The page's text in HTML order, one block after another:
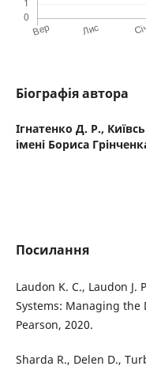
Біографія автора
Ігнатенко Д. Р.,
імені Бориса
Посилання
Laudon K. C., Laudon
Systems: Managing the
Pearson, 2020.
Sharda R., Delen D.,